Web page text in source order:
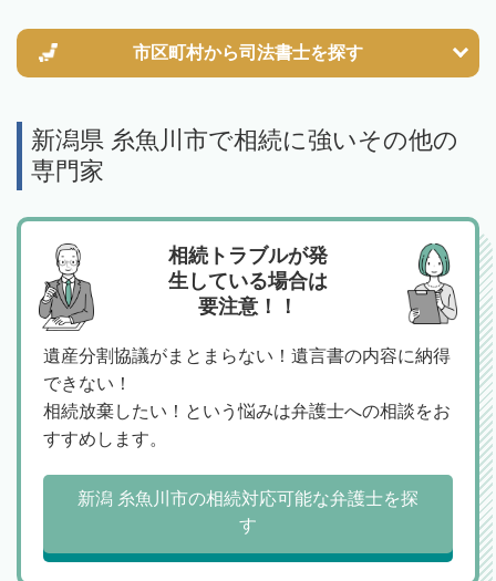
市区町村から司法書士を探す
新潟県 糸魚川市で相続に強いその他の
専門家
相続トラブルが発
生している場合は
要注意！！
遺産分割協議がまとまらない！遺言書の内容に納得
できない！
相続放棄したい！という悩みは弁護士への相談をお
すすめします。
新潟 糸魚川市の相続対応可能な弁護士を探
す